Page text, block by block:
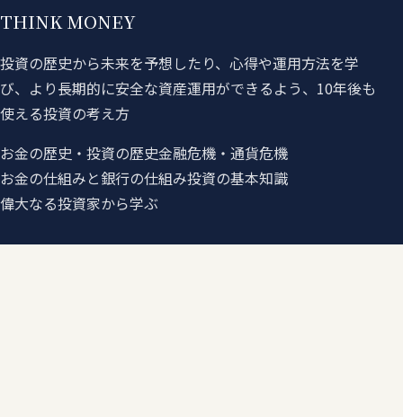
THINK MONEY
投資の歴史から未来を予想したり、心得や運用方法を学
び、より長期的に安全な資産運用ができるよう、10年後も
使える投資の考え方
お金の歴史・投資の歴史金融危機・通貨危機
お金の仕組みと銀行の仕組み投資の基本知識
偉大なる投資家から学ぶ